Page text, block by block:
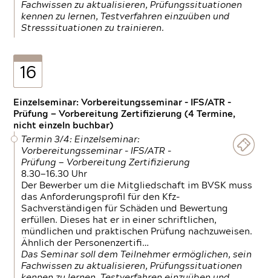
Fachwissen zu aktualisieren, Prüfungssituationen
kennen zu lernen, Testverfahren einzuüben und
Stresssituationen zu trainieren.
16
Einzelseminar: Vorbereitungsseminar - IFS/ATR -
Prüfung — Vorbereitung Zertifizierung (4 Termine,
nicht einzeln buchbar)
Termin 3/4: Einzelseminar:
Vorbereitungsseminar - IFS/ATR -
Prüfung — Vorbereitung Zertifizierung
8.30—16.30 Uhr
Der Bewerber um die Mitgliedschaft im BVSK muss
das Anforderungsprofil für den Kfz-
Sachverständigen für Schäden und Bewertung
erfüllen. Dieses hat er in einer schriftlichen,
mündlichen und praktischen Prüfung nachzuweisen.
Ähnlich der Personenzertifi…
Das Seminar soll dem Teilnehmer ermöglichen, sein
Fachwissen zu aktualisieren, Prüfungssituationen